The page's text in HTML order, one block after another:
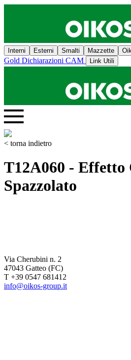
Interni Esterni Smalti Mazzette
Gold Dichiarazioni CAM Link Utili
< torna indietro
T12A060 - Effetto
Spazzolato
Via Cherubini n. 2
47043 Gatteo (FC)
T +39 0547 681412
info@oikos-group.it